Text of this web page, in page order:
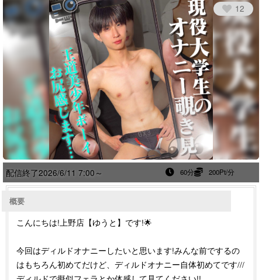
12
配信終了2026/6/11 7:00～ 60分 200Pt/分
概要
こんにちは!上野店【ゆうと】です!🌟
今回はディルドオナニーしたいと思います!みんな前でするの
はもちろん初めてだけど、ディルドオナニー自体初めてです///